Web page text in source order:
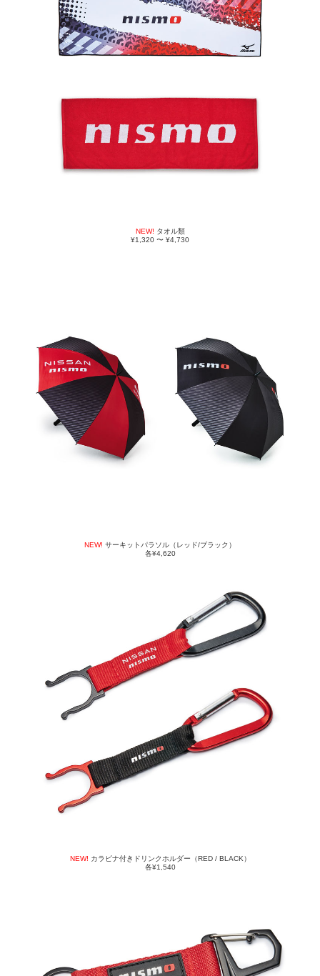
NEW! タオル類
¥1,320 〜 ¥4,730
NEW! サーキットパラソル（レッド/ブラック）
各¥4,620
NEW! カラビナ付きドリンクホルダー（RED / BLACK）
各¥1,540